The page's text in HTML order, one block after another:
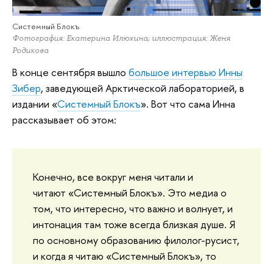
Системный Блокъ
Фотография: Екатерина Илюхина; иллюстрация: Женя
Родикова
В конце сентября вышло большое интервью Инны
Зибер, заведующей Арктической лабораторией, в
издании «Системный Блокъ». Вот что сама Инна
рассказывает об этом:
Конечно, все вокруг меня читали и
читают «Системный Блокъ». Это медиа о
том, что интересно, что важно и волнует, и
интонация там тоже всегда близкая душе. Я
по основному образованию филолог-русист,
и когда я читаю «Системный Блокъ», то